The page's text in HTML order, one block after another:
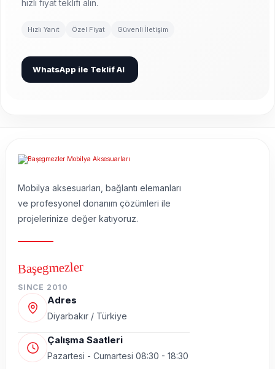
hızlı fiyat teklifi alın.
Hızlı Yanıt Özel Fiyat Güvenli İletişim
WhatsApp ile Teklif Al
Mobilya aksesuarları, bağlantı elemanları
ve profesyonel donanım çözümleri ile
projelerinize değer katıyoruz.
Başegmezler
SINCE 2010
Adres
Diyarbakır / Türkiye
Çalışma Saatleri
Pazartesi - Cumartesi 08:30 - 18:30